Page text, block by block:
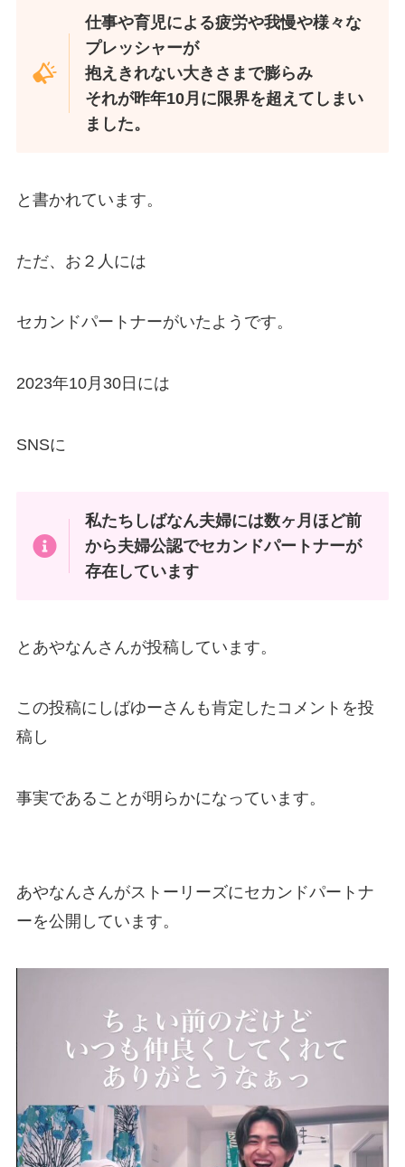
仕事や育児による疲労や我慢や様々な
プレッシャーが
抱えきれない大きさまで膨らみ
それが昨年10月に限界を超えてしまい
ました。
と書かれています。
ただ、お２人には
セカンドパートナーがいたようです。
2023年10月30日には
SNSに
私たちしばなん夫婦には数ヶ月ほど前
から夫婦公認でセカンドパートナーが
存在しています
とあやなんさんが投稿しています。
この投稿にしばゆーさんも肯定したコメントを投
稿し
事実であることが明らかになっています。
あやなんさんがストーリーズにセカンドパートナ
ーを公開しています。